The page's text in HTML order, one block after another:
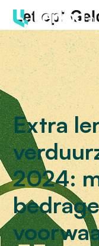
Extra
2024: